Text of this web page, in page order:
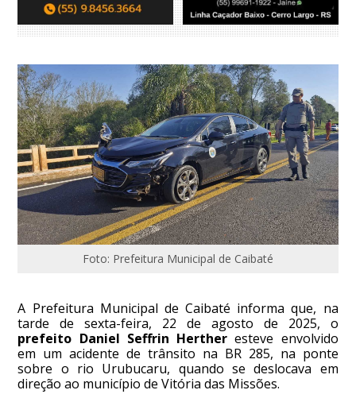
Foto: Prefeitura Municipal de Caibaté
A Prefeitura Municipal de Caibaté informa que, na
tarde de sexta-feira, 22 de agosto de 2025, o
prefeito Daniel Seffrin Herther esteve envolvido
em um acidente de trânsito na BR 285, na ponte
sobre o rio Urubucaru, quando se deslocava em
direção ao município de Vitória das Missões.